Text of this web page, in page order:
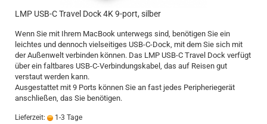
LMP USB-C Travel Dock 4K 9-port, silber
Wenn Sie mit Ihrem MacBook unterwegs sind, benötigen Sie ein
leichtes und dennoch vielseitiges USB-C-Dock, mit dem Sie sich mit
der Außenwelt verbinden können. Das LMP USB-C Travel Dock verfügt
über ein faltbares USB-C-Verbindungskabel, das auf Reisen gut
verstaut werden kann.
Ausgestattet mit 9 Ports können Sie an fast jedes Peripheriegerät
anschließen, das Sie benötigen.
Lieferzeit: 1-3 Tage